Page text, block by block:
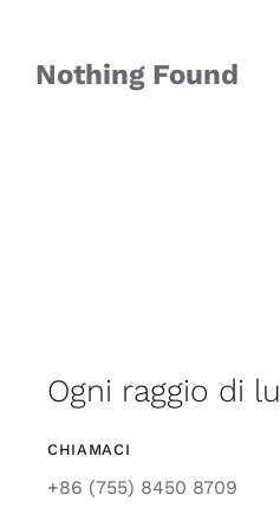
Nothing Found
Ogni raggio di
CHIAMACI
+86 (755) 8450 8709